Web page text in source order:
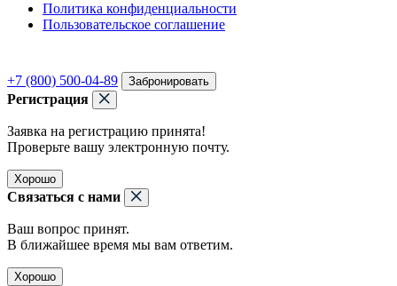
Политика конфиденциальности
Пользовательское соглашение
+7 (800) 500-04-89 Забронировать
Регистрация
Заявка на регистрацию принята!
Проверьте вашу электронную почту.
Хорошо
Связаться с нами
Ваш вопрос принят.
В ближайшее время мы вам ответим.
Хорошо